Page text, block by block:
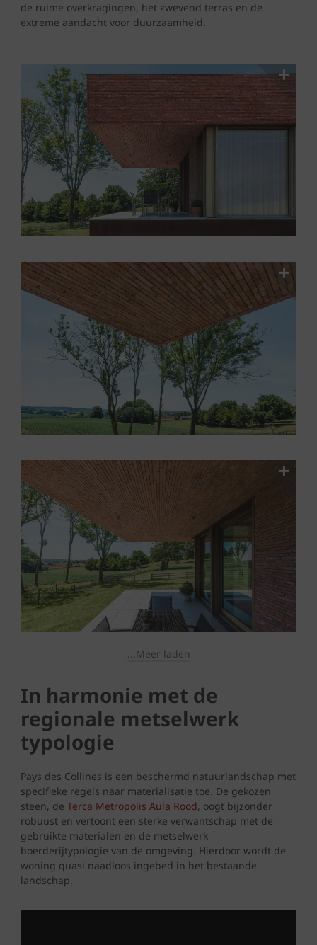
de ruime overkragingen, het zwevend terras en de
extreme aandacht voor duurzaamheid.
...Meer laden
In harmonie met de
regionale metselwerk
typologie
Pays des Collines is een beschermd natuurlandschap met
specifieke regels naar materialisatie toe. De gekozen
steen, de Terca Metropolis Aula Rood, oogt bijzonder
robuust en vertoont een sterke verwantschap met de
gebruikte materialen en de metselwerk
boerderijtypologie van de omgeving. Hierdoor wordt de
woning quasi naadloos ingebed in het bestaande
landschap.